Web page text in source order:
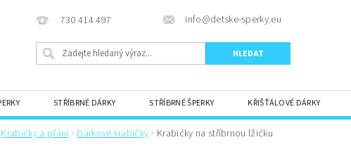
730 414 497 info@detske-sperky.eu
STŘÍBRNÉ DÁRKY STŘÍBRNÉ ŠPERKY KŘIŠŤÁLOVÉ DÁRKY
TIPY NA DÁREK KRABIČKY A PŘÁNÍ
Krabičky a přání Dárkové krabičky Krabičky na stříbrnou lžičku